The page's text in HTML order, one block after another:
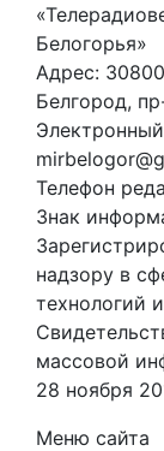
Белогорья»
Адрес:
Белгород,
Телефон
Знак
надзору в
технологий
массовой
28 ноября
Меню сайта